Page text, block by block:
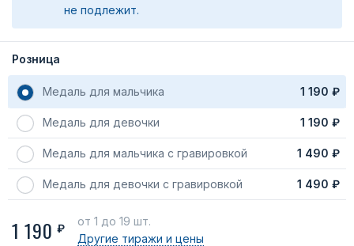
не подлежит.
Розница
Медаль для мальчика 1 190 ₽
Медаль для девочки 1 190 ₽
Медаль для мальчика с гравировкой 1 490 ₽
Медаль для девочки с гравировкой 1 490 ₽
1 190 ₽
от 1 до 19 шт.
Другие тиражи и цены